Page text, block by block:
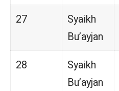
27
Syaikh
Bu’ayjan
28
Syaikh
Bu’ayjan